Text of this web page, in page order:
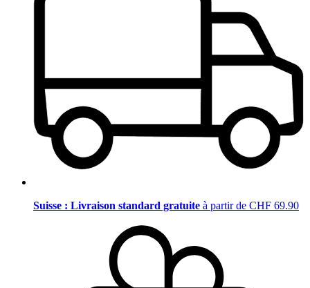
Suisse : Livraison standard gratuite à partir de CHF 69.90